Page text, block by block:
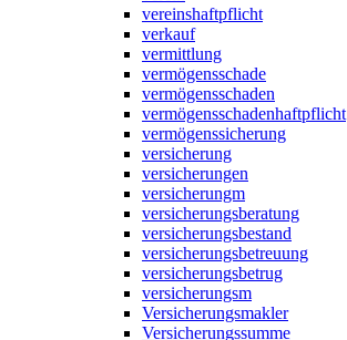
vereinshaftpflicht
verkauf
vermittlung
vermögensschade
vermögensschaden
vermögensschadenhaftpflicht
vermögenssicherung
versicherung
versicherungen
versicherungm
versicherungsberatung
versicherungsbestand
versicherungsbetreuung
versicherungsbetrug
versicherungsm
Versicherungsmakler
Versicherungssumme